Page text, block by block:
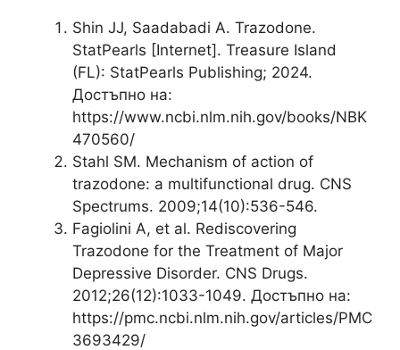
Shin JJ, Saadabadi A. Trazodone.
StatPearls [Internet]. Treasure Island
(FL): StatPearls Publishing; 2024.
Достъпно на:
https://www.ncbi.nlm.nih.gov/books/NBK
470560/
Stahl SM. Mechanism of action of
trazodone: a multifunctional drug. CNS
Spectrums. 2009;14(10):536-546.
Fagiolini A, et al. Rediscovering
Trazodone for the Treatment of Major
Depressive Disorder. CNS Drugs.
2012;26(12):1033-1049. Достъпно на:
https://pmc.ncbi.nlm.nih.gov/articles/PMC
3693429/